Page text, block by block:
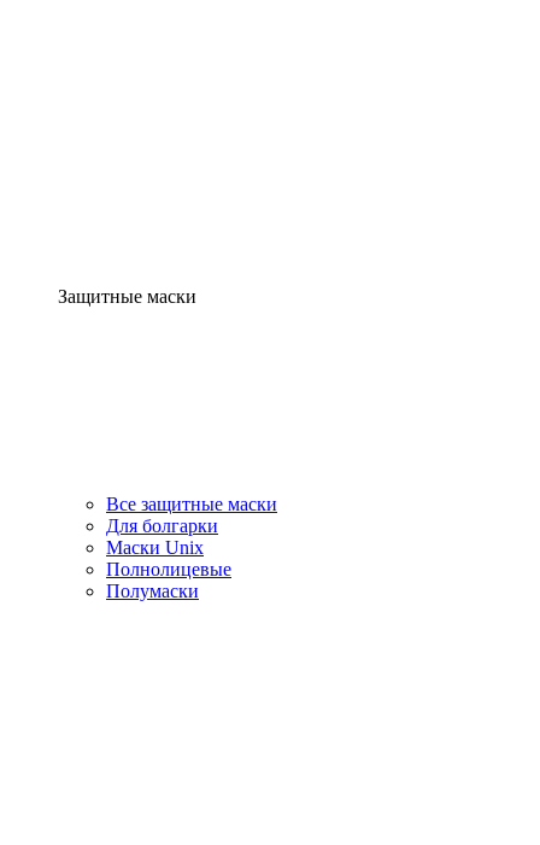
Защитные маски
Все защитные маски
Для болгарки
Маски Unix
Полнолицевые
Полумаски